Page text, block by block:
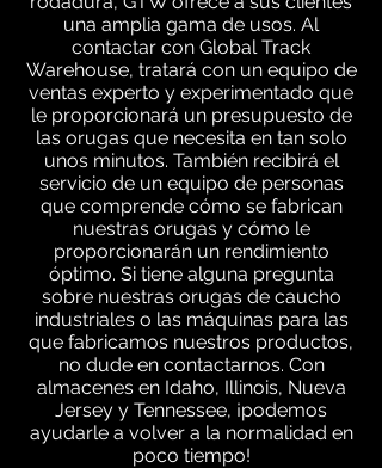
una amplia gama de usos. Al
contactar con Global Track
Warehouse, tratará con un equipo de
ventas experto y experimentado que
le proporcionará un presupuesto de
las orugas que necesita en tan solo
unos minutos. También recibirá el
servicio de un equipo de personas
que comprende cómo se fabrican
nuestras orugas y cómo le
proporcionarán un rendimiento
óptimo. Si tiene alguna pregunta
sobre nuestras orugas de caucho
industriales o las máquinas para las
que fabricamos nuestros productos,
no dude en contactarnos. Con
almacenes en Idaho, Illinois, Nueva
Jersey y Tennessee, ¡podemos
ayudarle a volver a la normalidad en
poco tiempo!